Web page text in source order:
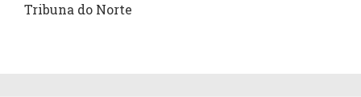
Tribuna do Norte